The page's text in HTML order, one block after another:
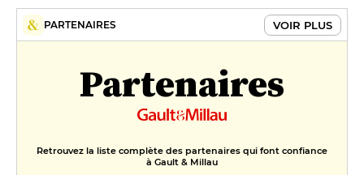
PARTENAIRES VOIR PLUS
Partenaires
Retrouvez la liste complète des partenaires qui font confiance
à Gault & Millau